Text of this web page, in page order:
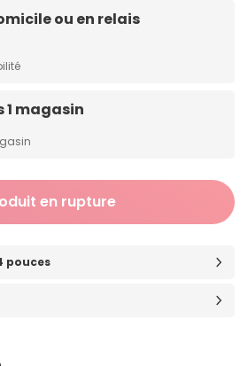
ou en relais
1 magasin
en rupture
pouces